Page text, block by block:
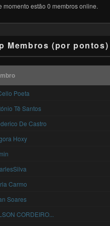
momento estão 0 membros online.
Membros (por pontos)
Poeta
Tê Santos
De Castro
Hoxy
Carmo
Soares
CORDEIRO...